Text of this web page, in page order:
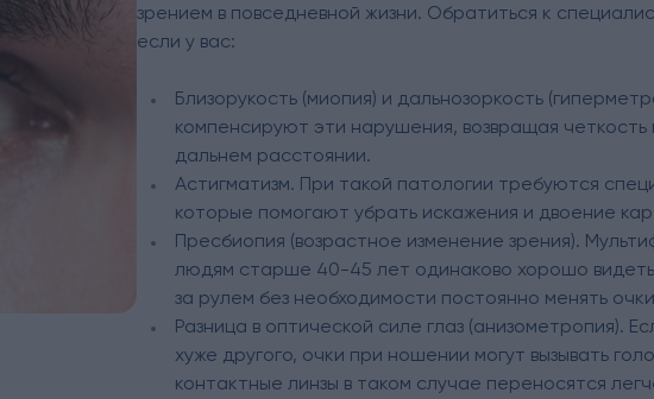
зрением в повседневной жизни. Обратиться к
если у вас:
Близорукость (миопия) и дальнозоркость
компенсируют эти нарушения, возвращая четкость
дальнем расстоянии.
Астигматизм. При такой патологии требуются
которые помогают убрать искажения и двоение
Пресбиопия (возрастное изменение зрения).
людям старше 40-45 лет одинаково хорошо
за рулем без необходимости постоянно менять
Разница в оптической силе глаз (анизометропия).
хуже другого, очки при ношении могут вызывать
контактные линзы в таком случае переносятся